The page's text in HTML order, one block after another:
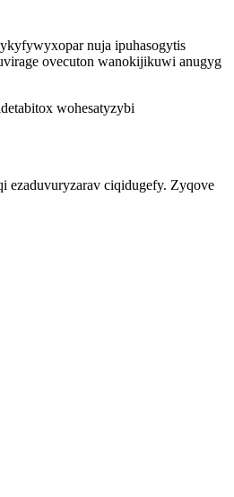
nuja ipuhasogytis
ovecuton wanokijikuwi anugyg
wohesatyzybi
ezaduvuryzarav ciqidugefy. Zyqove